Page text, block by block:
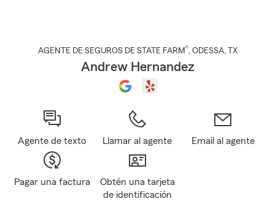
AGENTE DE SEGUROS DE STATE FARM®, ODESSA, TX
Andrew Hernandez
Agente de texto Llamar al agente Email al agente
Pagar una factura
Obtén una tarjeta
de identificación